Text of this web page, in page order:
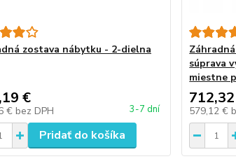
zostava nábytku - 2-dielna
€
€ bez DPH 3-7 dní
Pridať do košíka
súprava
miestne
579,12 €